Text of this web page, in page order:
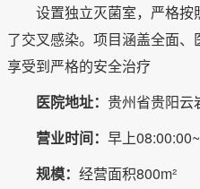
设置独立灭菌室，严格
了交叉感染。项目涵盖全面
享受到严格的安全治疗
医院地址： 贵州省贵阳云
营业时间： 早上
规模： 经营面积800m²